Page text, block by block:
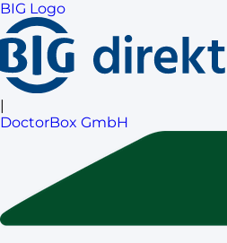
BIG Logo
|
DoctorBox GmbH